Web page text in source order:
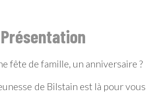
Présentation
fête de famille, un anniversaire ?
de Bilstain est là pour vous